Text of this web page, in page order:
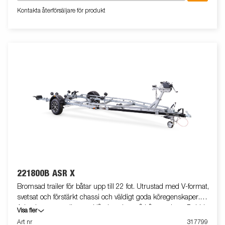
på- och avlastning och ger extra stöd där båten är som tyngst.
Justerbara dubbla sidorullar och förstärkta kölrullar gör att
Kontakta återförsäljare för produkt
221800B ASR X
Bromsad trailer för båtar upp till 22 fot. Utrustad med V-format,
svetsat och förstärkt chassi och väldigt goda köregenskaper.
Adaptiva superrullar med låg inverkan på båtens skrov. Dubbla
Adaptiva vaggor som automatiskt anpassar sig till båtens skrov.
Visa fler
Art nr
317799